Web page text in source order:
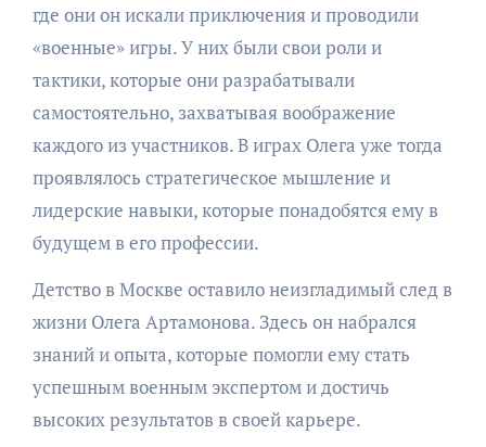
где они он искали приключения и проводили
«военные» игры. У них были свои роли и
тактики, которые они разрабатывали
самостоятельно, захватывая воображение
каждого из участников. В играх Олега уже тогда
проявлялось стратегическое мышление и
лидерские навыки, которые понадобятся ему в
будущем в его профессии.
Детство в Москве оставило неизгладимый след в
жизни Олега Артамонова. Здесь он набрался
знаний и опыта, которые помогли ему стать
успешным военным экспертом и достичь
высоких результатов в своей карьере.